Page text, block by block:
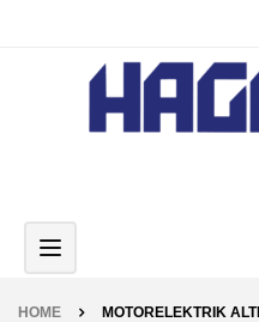
Toggle navigation
HOME MOTORELEKTRIK